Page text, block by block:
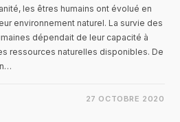
les êtres humains ont évolué en
environnement naturel. La survie des
dépendait de leur capacité à
ressources naturelles disponibles. De
27 OCTOBRE 2020